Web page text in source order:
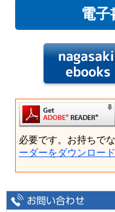
電子
必要です。お持ちで
ーダーをダウンロード